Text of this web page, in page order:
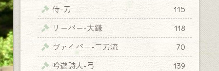
侍-刀
115
リーパー-大鎌
118
ヴァイパー-二刀流
70
吟遊詩人-弓
139